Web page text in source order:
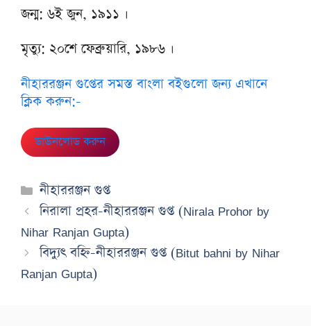
জন্ম: ৬ই জুন, ১৯১১ ।
মৃত্যু: ২০শে ফেব্রুয়ারি, ১৯৮৬ ।
নীহাররঞ্জন গুপ্তের সমস্ত বাংলা বইগুলো জন্য এখানে
ক্লিক করুন:-
ডাউনলোড করুন
Categories
নীহাররঞ্জন গুপ্ত
নিরালা প্রহর-নীহাররঞ্জন গুপ্ত (Nirala Prohor by
Nihar Ranjan Gupta)
বিদ্যুৎ বহ্নি-নীহাররঞ্জন গুপ্ত (Bitut bahni by Nihar
Ranjan Gupta)